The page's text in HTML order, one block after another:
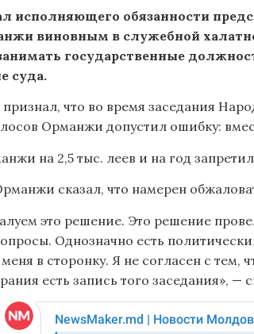
исполняющего обязанности
виновным в служебной
государственные
суда.
что во время заседания
Орманжи допустил ошибку:
на 2,5 тыс. леев и на год
сказал, что намерен
это решение. Это решение
Однозначно есть
в сторонку. Я не согласен с тем,
есть запись того заседания», —